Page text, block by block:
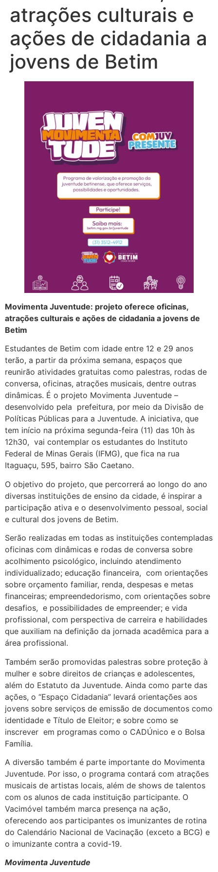
atrações culturais e
ações de cidadania a
jovens de Betim
Movimenta Juventude: projeto oferece oficinas,
atrações culturais e ações de cidadania a jovens de
Betim
Estudantes de Betim com idade entre 12 e 29 anos
terão, a partir da próxima semana, espaços que
reunirão atividades gratuitas como palestras, rodas de
conversa, oficinas, atrações musicais, dentre outras
dinâmicas. É o projeto Movimenta Juventude –
desenvolvido pela prefeitura, por meio da Divisão de
Políticas Públicas para a Juventude. A iniciativa, que
tem início na próxima segunda-feira (11) das 10h às
12h30, vai contemplar os estudantes do Instituto
Federal de Minas Gerais (IFMG), que fica na rua
Itaguaçu, 595, bairro São Caetano.
O objetivo do projeto, que percorrerá ao longo do ano
diversas instituições de ensino da cidade, é inspirar a
participação ativa e o desenvolvimento pessoal, social
e cultural dos jovens de Betim.
Serão realizadas em todas as instituições contempladas
oficinas com dinâmicas e rodas de conversa sobre
acolhimento psicológico, incluindo atendimento
individualizado; educação financeira, com orientações
sobre orçamento familiar, renda, despesas e metas
financeiras; empreendedorismo, com orientações sobre
desafios, e possibilidades de empreender; e vida
profissional, com perspectiva de carreira e habilidades
que auxiliam na definição da jornada acadêmica para a
área profissional.
Também serão promovidas palestras sobre proteção à
mulher e sobre direitos de crianças e adolescentes,
além do Estatuto da Juventude. Ainda como parte das
ações, o “Espaço Cidadania” levará orientações aos
jovens sobre serviços de emissão de documentos como
identidade e Título de Eleitor; e sobre como se
inscrever em programas como o CADÚnico e o Bolsa
Família.
A diversão também é parte importante do Movimenta
Juventude. Por isso, o programa contará com atrações
musicais de artistas locais, além de shows de talentos
com os alunos de cada instituição participante. O
Vacimóvel também marca presença na ação,
oferecendo aos participantes os imunizantes de rotina
do Calendário Nacional de Vacinação (exceto a BCG) e
o imunizante contra a covid-19.
Movimenta Juventude